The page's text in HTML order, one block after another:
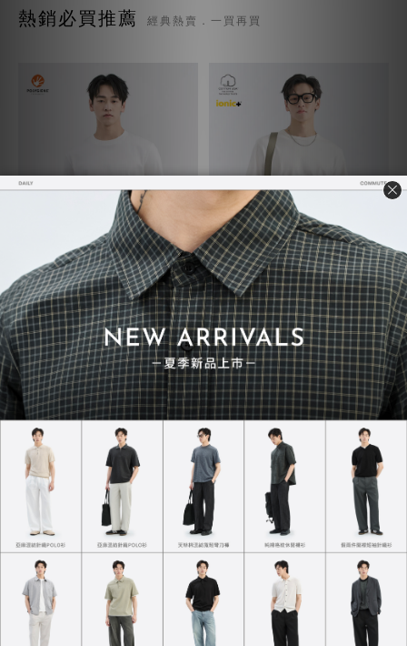
熱銷必買推薦 經典熱賣．一買再買
質感TEE 7.0
NT$730NT$780
超級重磅TEE
NT$748NT$850
天絲工裝古巴領襯衫
全方位直筒長褲